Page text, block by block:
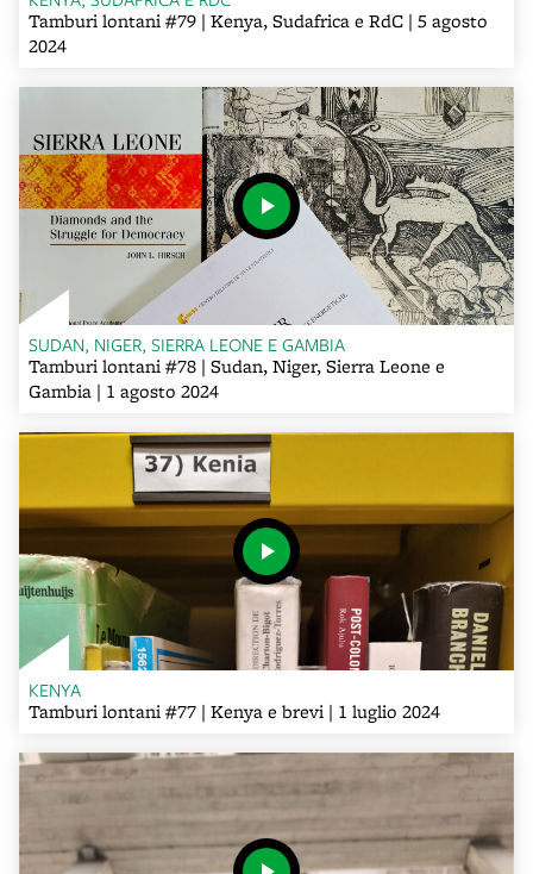
Tamburi lontani #79 | Kenya, Sudafrica e RdC | 5 agosto
2024
SUDAN, NIGER, SIERRA LEONE E GAMBIA
Tamburi lontani #78 | Sudan, Niger, Sierra Leone e
Gambia | 1 agosto 2024
KENYA
Tamburi lontani #77 | Kenya e brevi | 1 luglio 2024